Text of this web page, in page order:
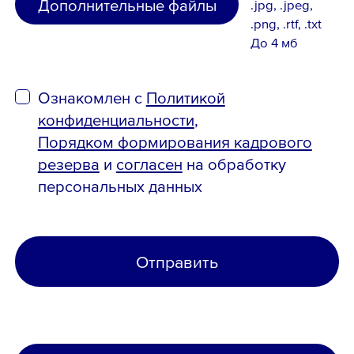
Дополнительные файлы
.jpg, .jpeg,
.png, .rtf, .txt
До 4 мб
Ознакомлен с Политикой
конфиденциальности,
Порядком формирования кадрового
резерва и согласен на обработку
персональных данных
Отправить